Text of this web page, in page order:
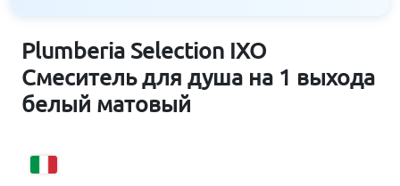
Plumberia Selection IXO
Смеситель для душа на 1 выхода
белый матовый